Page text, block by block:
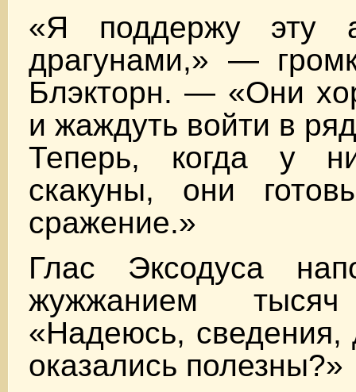
«Я поддержу эту
драгунами,» —
Блэкторн. — «Они
и жаждуть войти в
Теперь, когда у
скакуны, они
сражение.»
Глас Эксодуса
жужжанием тысяч
«Надеюсь,
оказались полезны?»